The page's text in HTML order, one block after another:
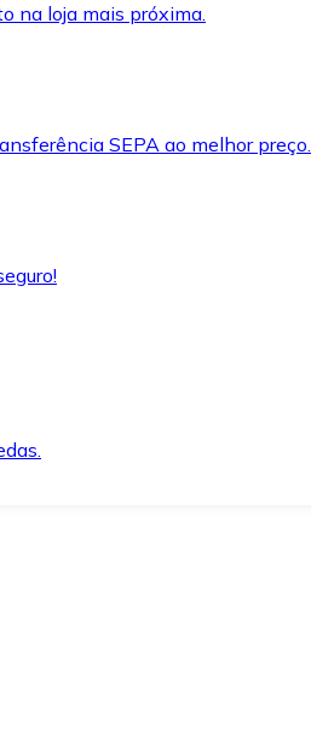
na loja mais próxima.
SEPA ao melhor preço.